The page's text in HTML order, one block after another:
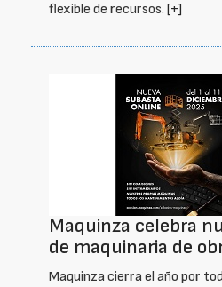
flexible de recursos. [+]
Maquinza celebra
de maquinaria de
Maquinza cierra el año por